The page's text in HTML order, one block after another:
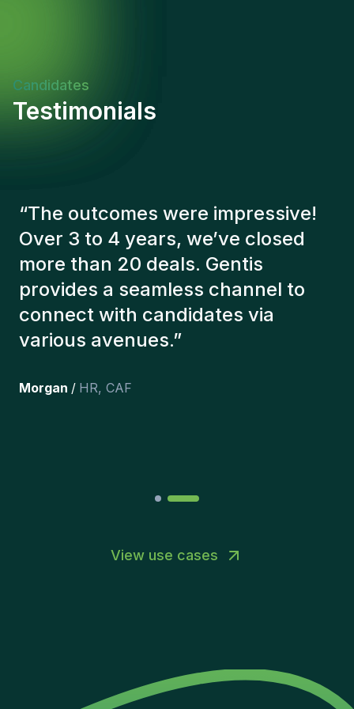
du Rôle et Indicateurs de SuccèsCe poste offre
l'opportunité de contribuer directement à des
projets d'infrastructure majeurs tout en optimisant
Candidates
Testimonials
“The Gentis consultants have
always taken a number of factors
into account in order to present us
with the right candidates. The
people we've recruited are still
here, and personally I'm very
the team. ”
View use cases